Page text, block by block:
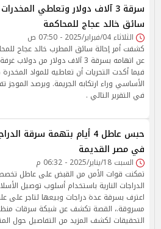
سرقة 3 آلاف دولار وتعاطي
سائق خالد عجاج للمحاكمة
الثلاثاء 04/فبراير/2025 - 07:50 ص
كشفت أمر إحالة سائق المطرب خالد عجاج
عن اتهامه بسرقة 3 آلاف دولار من
فيما أكدت التحريات أن تعاطيه للمواد المخدرة
الأساسي وراء ارتكابه الجريمة. ويرصد الموجز
في التقرير التالي .
حبس عاطل 4 أيام بتهمة سرقة
في مصر القديمة
السبت 18/يناير/2025 - 06:32 م
تمكنت قوات الأمن من القبض على عاطل
الدراجات النارية باستخدام أسلوب توصيل
اعترف بسرقة عدة دراجات وبيعها لتاجر على
مسروقة.، القصة تكشف عن شبكة سرقات
التحقيقات لكشف المزيد من التفاصيل حول